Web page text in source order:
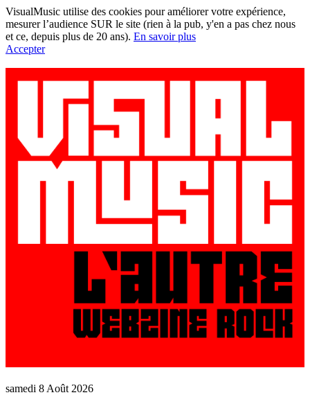
VisualMusic utilise des cookies pour améliorer votre expérience,
mesurer l’audience SUR le site (rien à la pub, y'en a pas chez nous
et ce, depuis plus de 20 ans). En savoir plus
Accepter
samedi 8 Août 2026